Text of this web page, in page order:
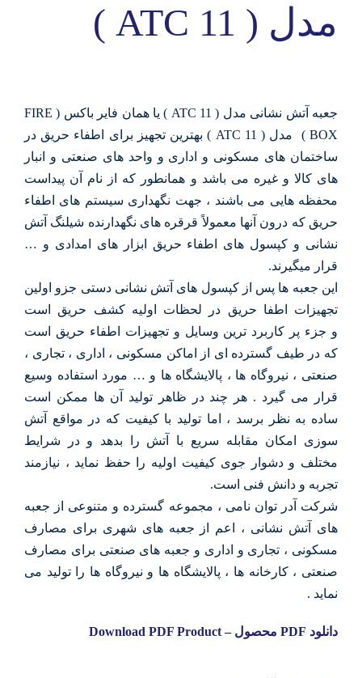
مدل ( ATC 11 )
جعبه آتش نشانی مدل ( ATC 11 ) یا همان فایر باکس ( FIRE
BOX ) مدل ( ATC 11 ) بهترین تجهیز برای اطفاء حریق در
ساختمان های مسکونی و اداری و واحد های صنعتی و انبار
های کالا و غیره می باشد و همانطور که از نام آن پیداست
محفظه هایی می باشند ، جهت نگهداری سیستم های اطفاء
حریق که درون آنها معمولاً قرقره های نگهدارنده شیلنگ آتش
نشانی و کپسول های اطفاء حریق ابزار های امدادی و …
قرار میگیرند.
این جعبه ها پس از کپسول های آتش نشانی دستی جزو اولین
تجهیزات اطفا حریق در لحظات اولیه کشف حریق است
و جزء پر کاربرد ترین وسایل و تجهیزات اطفاء حریق است
که در طیف گسترده ای از اماکن مسکونی ، اداری ، تجاری ،
صنعتی ، نیروگاه ها ، پالایشگاه ها و … مورد استفاده وسیع
قرار می گیرد . هر چند در ظاهر تولید آن ها ممکن است
ساده به نظر برسد ، اما تولید با کیفیت که در مواقع آتش
سوزی امکان مقابله سریع با آتش را بدهد و در شرایط
مختلف و دشوار جوی کیفیت اولیه را حفظ نماید ، نیازمند
تجربه و دانش فنی است.
شرکت آدر توان نامی ، مجموعه گسترده و متنوعی از جعبه
های آتش نشانی ، اعم از جعبه های شهری برای مصارف
مسکونی ، تجاری و اداری و جعبه های صنعتی برای مصارف
صنعتی ، کارخانه ها ، پالایشگاه ها و نیروگاه ها را تولید می
نماید .
دانلود PDF محصول – Download PDF Product